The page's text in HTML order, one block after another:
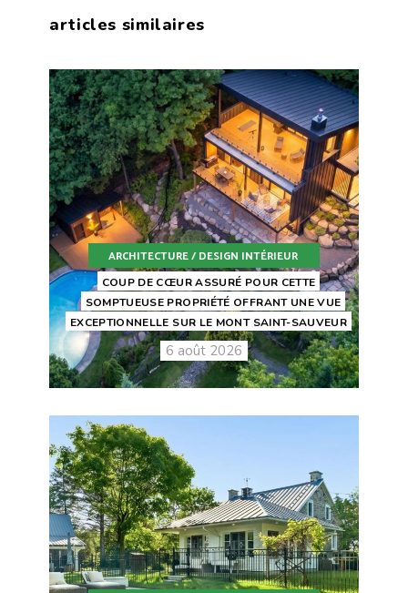
articles similaires
ARCHITECTURE / DESIGN INTÉRIEUR
COUP DE CŒUR ASSURÉ POUR CETTE
SOMPTUEUSE PROPRIÉTÉ OFFRANT UNE VUE
EXCEPTIONNELLE SUR LE MONT SAINT-SAUVEUR
6 août 2026